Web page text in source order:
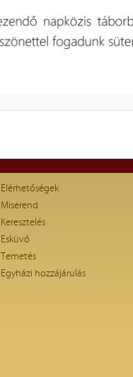
Elérhetőségek
Miserend
Keresztelés
Esküvő
Temetés
Egyházi hozzájárulás